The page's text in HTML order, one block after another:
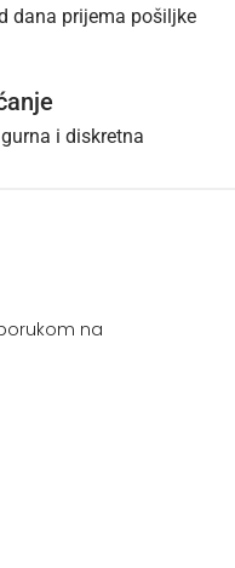
dana prijema pošiljke
i diskretna
na